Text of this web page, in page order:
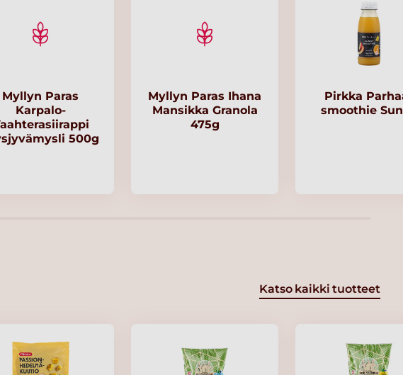
Myllyn Paras
Karpalo-
500g
Myllyn Paras Ihana
Mansikka Granola
475g
Pirkka
smoothie
Katso kaikki tuotteet